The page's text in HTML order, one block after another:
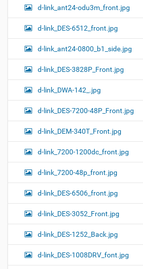
d-link_ant24-odu3m_front.jpg
d-link_DES-6512_front.jpg
d-link_ant24-0800_b1_side.jpg
d-link_DES-3828P_Front.jpg
d-link_DWA-142_.jpg
d-link_DES-7200-48P_Front.jpg
d-link_DEM-340T_Front.jpg
d-link_7200-1200dc_front.jpg
d-link_7200-48p_front.jpg
d-link_DES-6506_front.jpg
d-link_DES-3052_Front.jpg
d-link_DES-1252_Back.jpg
d-link_DES-1008DRV_font.jpg